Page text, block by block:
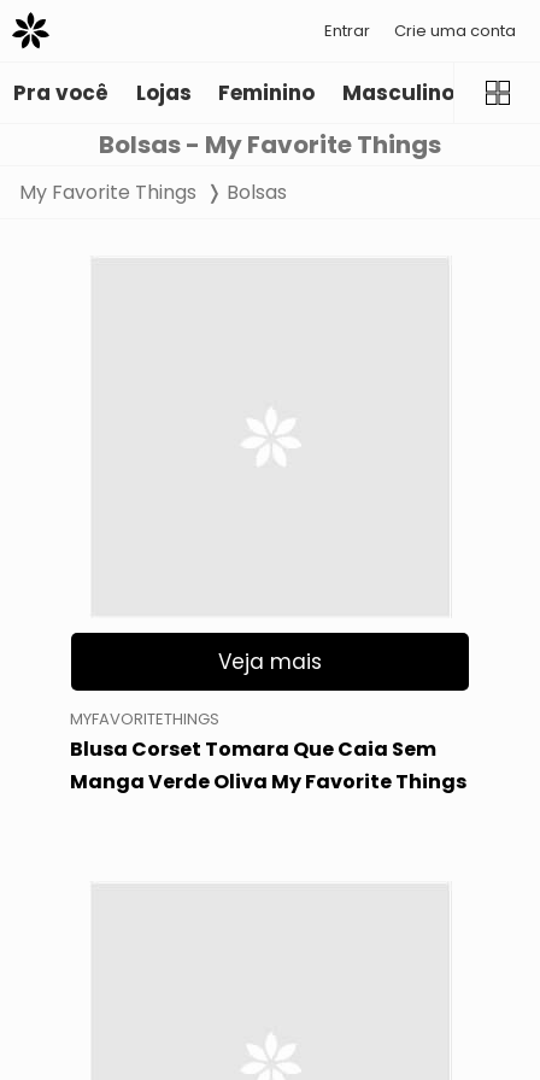
Entrar Crie uma conta
Pra você Lojas Feminino Masculino
Bolsas - My Favorite Things
My Favorite Things Bolsas
Veja mais
MYFAVORITETHINGS
Blusa Corset Tomara Que Caia Sem
Manga Verde Oliva My Favorite Things